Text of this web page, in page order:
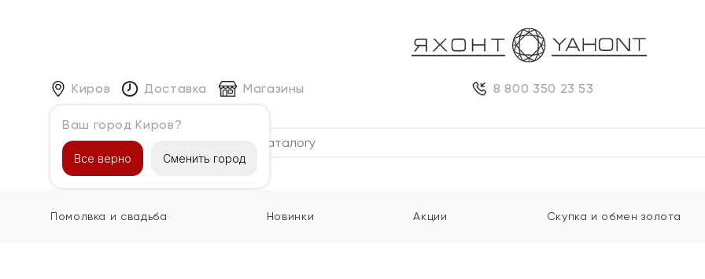
Киров
Ваш город Киров?
Все верно Сменить город
Доставка Магазины 8 800 350 23 53
Каталог
Помолвка и свадьба Новинки Акции Скупка и обмен золота